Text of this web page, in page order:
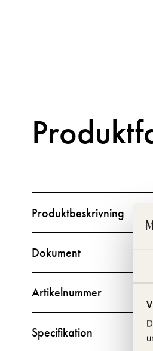
Produktbeskrivning
Dokument
Artikelnummer
Specifikation